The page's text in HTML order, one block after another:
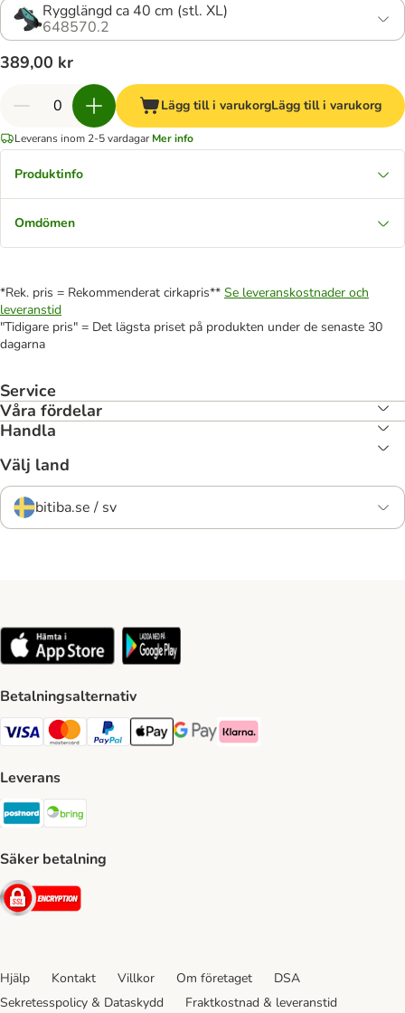
Rygglängd ca 40 cm (stl. XL)
648570.2
389,00 kr
Lägg till i varukorgLägg till i varukorg
Leverans inom 2-5 vardagar Mer info
Produktinfo
Omdömen
*Rek. pris = Rekommenderat cirkapris** Se leveranskostnader och
leveranstid
"Tidigare pris" = Det lägsta priset på produkten under de senaste 30
dagarna
Service
Våra fördelar
Handla
Välj land
bitiba.se / sv
Betalningsalternativ
VISA Payment Method
Mastercard Payment Method
Paypal Payment Method
Apple Pay Payment Method
Google Pay Payment Method
Klarna Payment Method
Leverans
Postnord Shipping Method
Säker betalning
Security
Hjälp Kontakt Villkor Om företaget
DSA
Sekretesspolicy & Dataskydd
Fraktkostnad & leveranstid